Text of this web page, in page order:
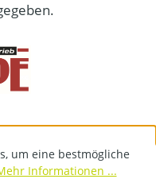
um eine bestmögliche
Informationen ...